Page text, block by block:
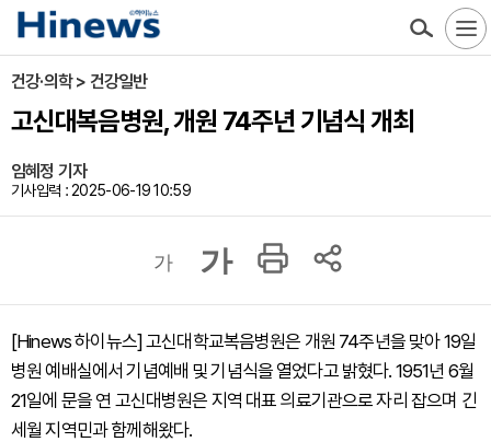
건강·의학 > 건강일반
고신대복음병원, 개원 74주년 기념식 개최
임혜정 기자
기사입력 : 2025-06-19 10:59
가 가
[Hinews 하이뉴스] 고신대학교복음병원은 개원 74주년을 맞아 19일
병원 예배실에서 기념예배 및 기념식을 열었다고 밝혔다. 1951년 6월
21일에 문을 연 고신대병원은 지역 대표 의료기관으로 자리 잡으며 긴
세월 지역민과 함께해왔다.